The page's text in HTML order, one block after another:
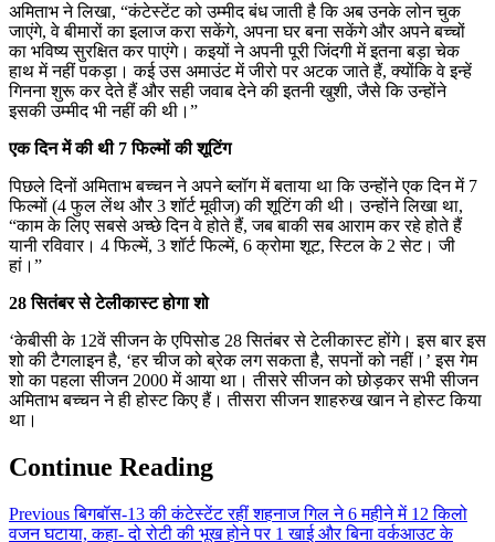
अमिताभ ने लिखा, “कंटेस्टेंट को उम्मीद बंध जाती है कि अब उनके लोन चुक
जाएंगे, वे बीमारों का इलाज करा सकेंगे, अपना घर बना सकेंगे और अपने बच्चों
का भविष्य सुरक्षित कर पाएंगे। कइयों ने अपनी पूरी जिंदगी में इतना बड़ा चेक
हाथ में नहीं पकड़ा। कई उस अमाउंट में जीरो पर अटक जाते हैं, क्योंकि वे इन्हें
गिनना शुरू कर देते हैं और सही जवाब देने की इतनी खुशी, जैसे कि उन्होंने
इसकी उम्मीद भी नहीं की थी।”
एक दिन में की थी 7 फिल्मों की शूटिंग
पिछले दिनों अमिताभ बच्चन ने अपने ब्लॉग में बताया था कि उन्होंने एक दिन में 7
फिल्मों (4 फुल लेंथ और 3 शॉर्ट मूवीज) की शूटिंग की थी। उन्होंने लिखा था,
“काम के लिए सबसे अच्छे दिन वे होते हैं, जब बाकी सब आराम कर रहे होते हैं
यानी रविवार। 4 फिल्में, 3 शॉर्ट फिल्में, 6 क्रोमा शूट, स्टिल के 2 सेट। जी
हां।”
28 सितंबर से टेलीकास्ट होगा शो
‘केबीसी के 12वें सीजन के एपिसोड 28 सितंबर से टेलीकास्ट होंगे। इस बार इस
शो की टैगलाइन है, ‘हर चीज को ब्रेक लग सकता है, सपनों को नहीं।’ इस गेम
शो का पहला सीजन 2000 में आया था। तीसरे सीजन को छोड़कर सभी सीजन
अमिताभ बच्चन ने ही होस्ट किए हैं। तीसरा सीजन शाहरुख खान ने होस्ट किया
था।
Continue Reading
Previousबिगबॉस-13 की कंटेस्टेंट रहीं शहनाज गिल ने 6 महीने में 12 किलो
वजन घटाया, कहा- दो रोटी की भूख होने पर 1 खाई और बिना वर्कआउट के